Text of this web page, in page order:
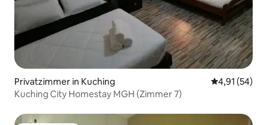
Privatzimmer in Kuching
4,91 (54)
Kuching City Homestay MGH (Zimmer 7)